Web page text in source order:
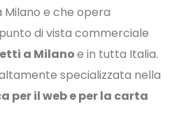
Milano e che opera
di vista commerciale
a Milanoe in tutta Italia.
specializzata nella
per il web e per la carta